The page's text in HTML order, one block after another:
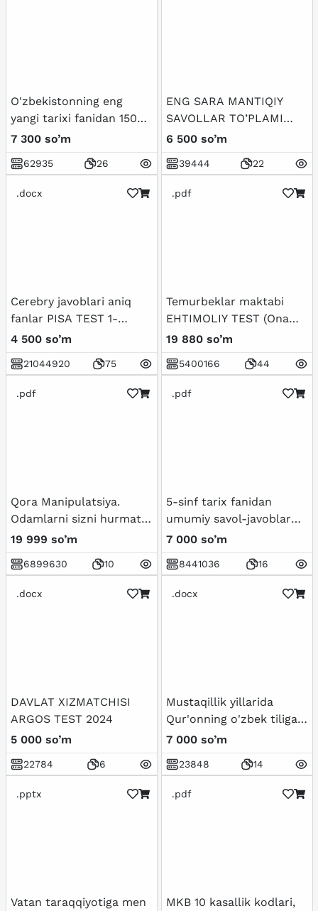
O'zbekistonning eng
yangi tarixi fanidan 150
talik test javoblari bilan
7 300 so’m
62935 26
ENG SARA MANTIQIY
SAVOLLAR TO’PLAMI
JAVOBLARI BILAN
6 500 so’m
39444 22
.docx
Cerebry javoblari aniq
fanlar PISA TEST 1-
BOSQICH
4 500 so’m
21044920 75
.pdf
Temurbeklar maktabi
EHTIMOLIY TEST (Ona
tili-Matematika-Fizika) -
Javoblari bilan
19 880 so’m
5400166 44
.pdf
Qora Manipulatsiya.
Odamlarni sizni hurmat
qilishga majburlang
19 999 so’m
6899630 10
.pdf
5-sinf tarix fanidan
umumiy savol-javoblar
to'plami
7 000 so’m
8441036 16
.docx
DAVLAT XIZMATCHISI
ARGOS TEST 2024
5 000 so’m
22784 6
.docx
Mustaqillik yillarida
Qur'onning o'zbek tiliga
tarjima qilinishi va
tafsirlari haqida
7 000 so’m
23848 14
.pptx
Vatan taraqqiyotiga men
.pdf
MKB 10 kasallik kodlari,